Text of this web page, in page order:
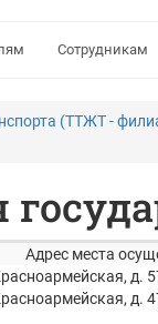
Сотрудникам
(ТТЖТ -
Адрес места
д.
д.